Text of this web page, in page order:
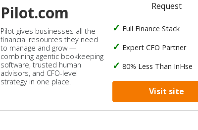
Pilot.com
Pilot gives businesses all the
financial resources they need
to manage and grow —
combining agentic bookkeeping
software, trusted human
advisors, and CFO-level
strategy in one place.
Request
Full Finance Stack
Expert CFO Partner
80% Less Than InHse
Visit site